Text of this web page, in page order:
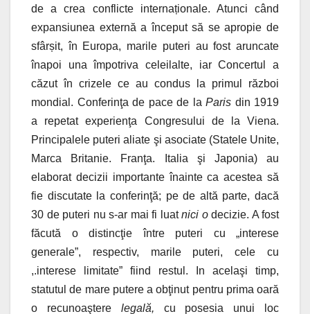
de a crea conflicte internaționale. Atunci când
expansiunea externă a început să se apropie de
sfârșit, în Europa, marile puteri au fost aruncate
înapoi una împotriva celeilalte, iar Concertul a
căzut în crizele ce au condus la primul război
mondial. Conferinţa de pace de la Paris din 1919
a repetat experienţa Congresului de la Viena.
Principalele puteri aliate şi asociate (Statele Unite,
Marca Britanie. Franţa. Italia şi Japonia) au
elaborat decizii importante înainte ca acestea să
fie discutate la conferinţă; pe de altă parte, dacă
30 de puteri nu s-ar mai fi luatnici o decizie. A fost
făcută o distincţie între puteri cu „interese
generale”, respectiv, marile puteri, cele cu
,.interese limitate” fiind restul. In acelaşi timp,
statutul de mare putere a obţinut pentru prima oară
o recunoaştere legală, cu posesia unui loc